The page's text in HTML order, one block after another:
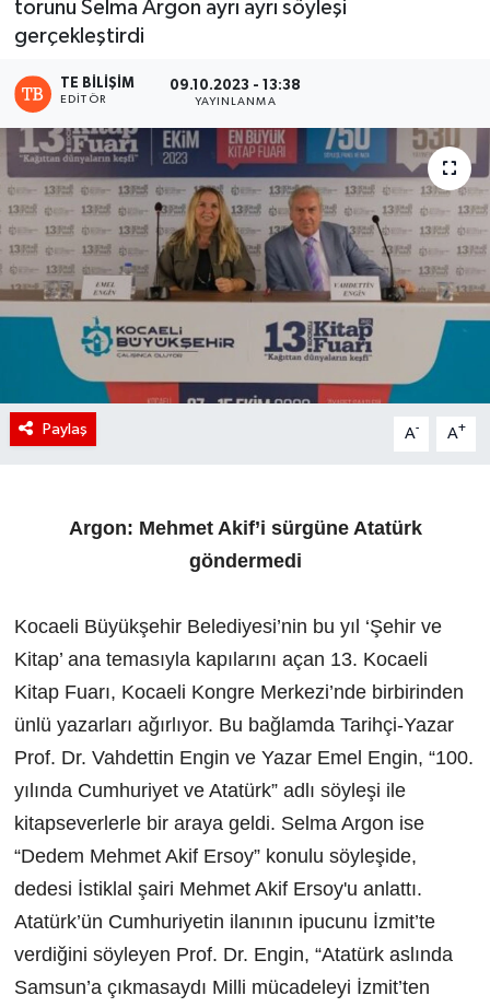
torunu Selma Argon ayrı ayrı söyleşi
gerçekleştirdi
TE BILIŞIM
EDITÖR
09.10.2023 - 13:38
YAYINLANMA
Paylaş A- A+
Argon: Mehmet Akif’i sürgüne Atatürk
göndermedi
Kocaeli Büyükşehir Belediyesi’nin bu yıl ‘Şehir ve
Kitap’ ana temasıyla kapılarını açan 13. Kocaeli
Kitap Fuarı, Kocaeli Kongre Merkezi’nde birbirinden
ünlü yazarları ağırlıyor. Bu bağlamda Tarihçi-Yazar
Prof. Dr. Vahdettin Engin ve Yazar Emel Engin, “100.
yılında Cumhuriyet ve Atatürk” adlı söyleşi ile
kitapseverlerle bir araya geldi. Selma Argon ise
“Dedem Mehmet Akif Ersoy” konulu söyleşide,
dedesi İstiklal şairi Mehmet Akif Ersoy'u anlattı.
Atatürk’ün Cumhuriyetin ilanının ipucunu İzmit’te
verdiğini söyleyen Prof. Dr. Engin, “Atatürk aslında
Samsun’a çıkmasaydı Milli mücadeleyi İzmit’ten